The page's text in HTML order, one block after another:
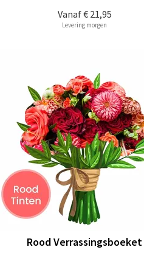
Vanaf€ 21,95
Levering morgen
Rood Verrassingsboeket